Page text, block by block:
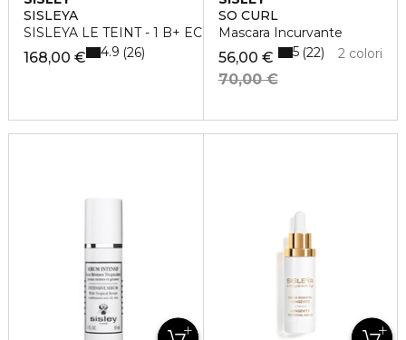
SISLEYA
SISLEYA LE TEINT - 1 B+ ECRU
168,00 € 4.9 26
SO CURL
Mascara Incurvante
56,00 €
70,00 €
2 colori
5 22